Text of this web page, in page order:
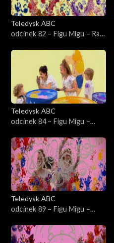
Teledysk ABC
odcinek 82 – Figu Migu – Raz
Teledysk ABC
odcinek 84 – Figu Migu –
Teledysk ABC
odcinek 89 – Figu Migu –